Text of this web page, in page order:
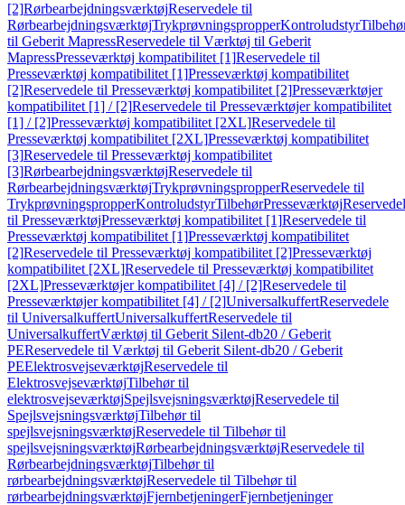
[2]RørbearbejdningsværktøjReservedele til
RørbearbejdningsværktøjTrykprøvningspropperKontroludstyr
til Geberit MapressReservedele til Værktøj til Geberit
MapressPresseværktøj kompatibilitet [1]Reservedele til
Presseværktøj kompatibilitet [1]Presseværktøj kompatibilitet
[2]Reservedele til Presseværktøj kompatibilitet [2]Presseværktøjer
kompatibilitet [1] / [2]Reservedele til Presseværktøjer kompatibilitet
[1] / [2]Presseværktøj kompatibilitet [2XL]Reservedele til
Presseværktøj kompatibilitet [2XL]Presseværktøj kompatibilitet
[3]Reservedele til Presseværktøj kompatibilitet
[3]RørbearbejdningsværktøjReservedele til
RørbearbejdningsværktøjTrykprøvningspropperReservedele til
TrykprøvningspropperKontroludstyrTilbehørPresseværktøj
til PresseværktøjPresseværktøj kompatibilitet [1]Reservedele til
Presseværktøj kompatibilitet [1]Presseværktøj kompatibilitet
[2]Reservedele til Presseværktøj kompatibilitet [2]Presseværktøj
kompatibilitet [2XL]Reservedele til Presseværktøj kompatibilitet
[2XL]Presseværktøjer kompatibilitet [4] / [2]Reservedele til
Presseværktøjer kompatibilitet [4] / [2]UniversalkuffertReservedele
til UniversalkuffertUniversalkuffertReservedele til
UniversalkuffertVærktøj til Geberit Silent-db20 / Geberit
PEReservedele til Værktøj til Geberit Silent-db20 / Geberit
PEElektrosvejseværktøjReservedele til
ElektrosvejseværktøjTilbehør til
elektrosvejseværktøjSpejlsvejsningsværktøjReservedele til
SpejlsvejsningsværktøjTilbehør til
spejlsvejsningsværktøjReservedele til Tilbehør til
spejlsvejsningsværktøjRørbearbejdningsværktøjReservedele til
RørbearbejdningsværktøjTilbehør til
rørbearbejdningsværktøjReservedele til Tilbehør til
rørbearbejdningsværktøjFjernbetjeningerFjernbetjeninger